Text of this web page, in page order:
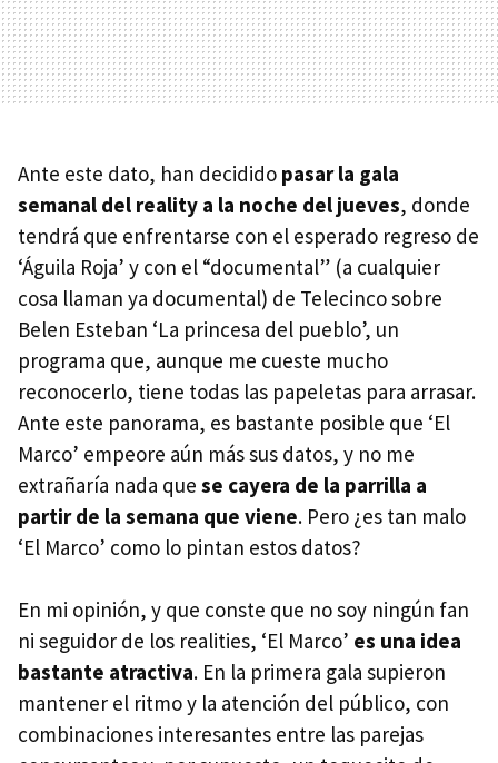
Ante este dato, han decidido pasar la gala
semanal del reality a la noche del jueves, donde
tendrá que enfrentarse con el esperado regreso de
‘Águila Roja’ y con el “documental” (a cualquier
cosa llaman ya documental) de Telecinco sobre
Belen Esteban ‘La princesa del pueblo’, un
programa que, aunque me cueste mucho
reconocerlo, tiene todas las papeletas para arrasar.
Ante este panorama, es bastante posible que ‘El
Marco’ empeore aún más sus datos, y no me
extrañaría nada que se cayera de la parrilla a
partir de la semana que viene. Pero ¿es tan malo
‘El Marco’ como lo pintan estos datos?
En mi opinión, y que conste que no soy ningún fan
ni seguidor de los realities, ‘El Marco’ es una idea
bastante atractiva. En la primera gala supieron
mantener el ritmo y la atención del público, con
combinaciones interesantes entre las parejas